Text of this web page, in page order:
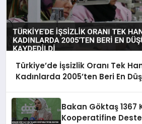
Türkiye’de İşsizlik Oranı Tek
Kadınlarda 2005’ten Beri En
Bakan Göktaş 1367
Kooperatifine